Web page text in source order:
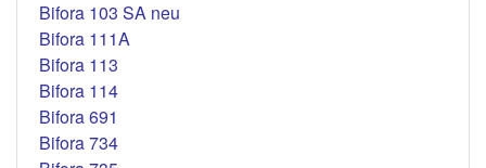
Bifora 103 SA neu
Bifora 111A
Bifora 113
Bifora 114
Bifora 691
Bifora 734